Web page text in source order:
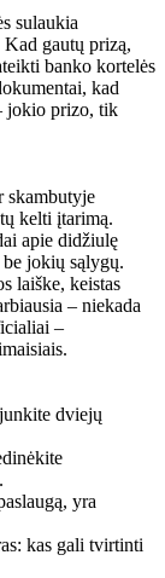
sulaukia
gautų prizą,
banko kortelės
kad
jokio prizo, tik
skambutyje
kelti įtarimą.
apie didžiulę
jokių sąlygų.
laiške, keistas
– niekada
–
dviejų
yra
kas gali tvirtinti